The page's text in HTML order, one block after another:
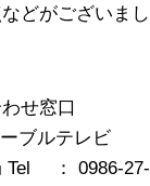
どがございま
せ窓口
ルテレビ
： 0986-27-